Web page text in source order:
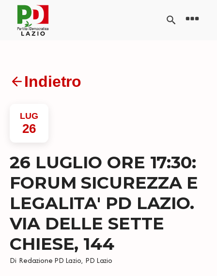
Indietro
LUG
26
26 LUGLIO ORE 17:30:
FORUM SICUREZZA E
LEGALITA' PD LAZIO.
VIA DELLE SETTE
CHIESE, 144
Di Redazione PD Lazio, PD Lazio